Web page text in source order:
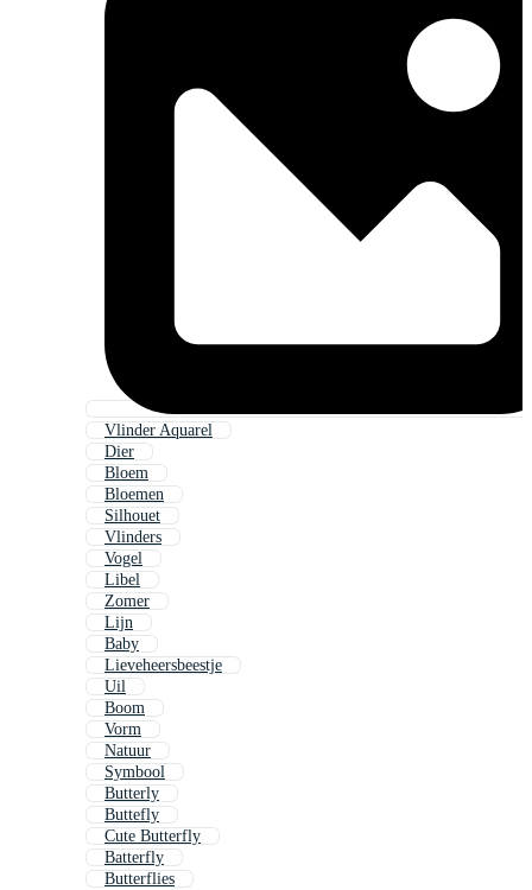
Vlinder Aquarel
Dier
Bloem
Bloemen
Silhouet
Vlinders
Vogel
Libel
Zomer
Lijn
Baby
Lieveheersbeestje
Uil
Boom
Vorm
Natuur
Symbool
Butterly
Buttefly
Cute Butterfly
Batterfly
Butterflies